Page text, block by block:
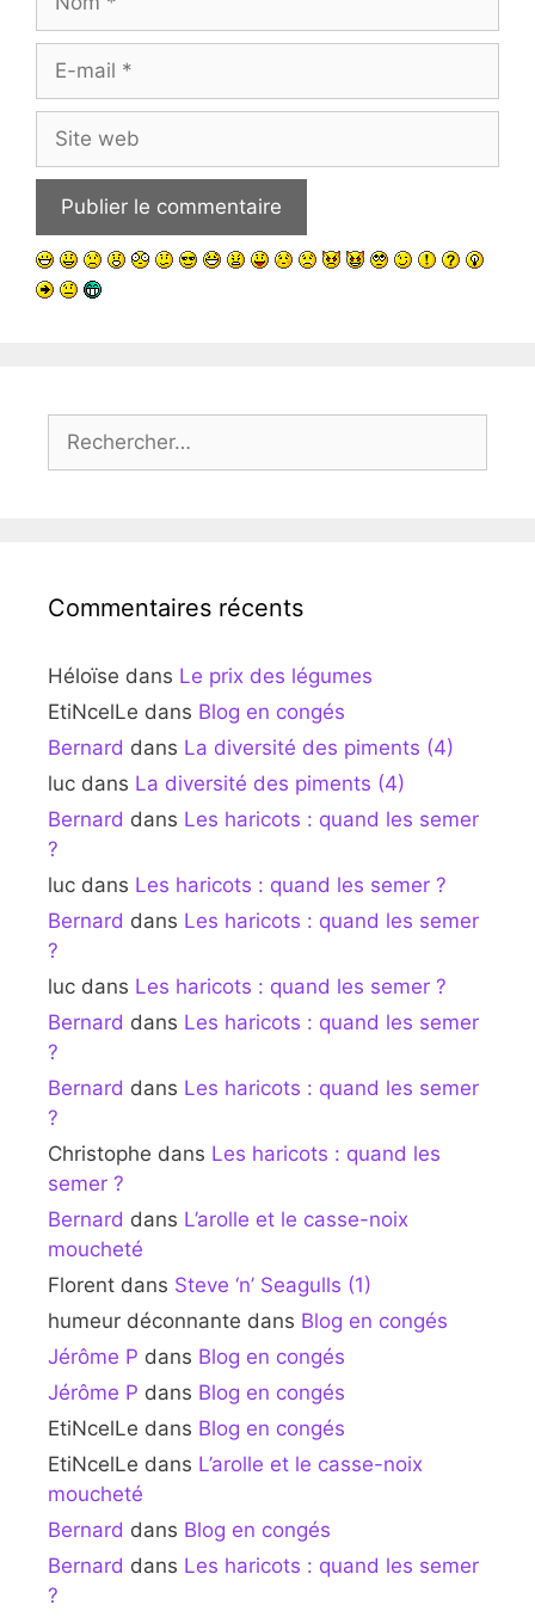
mail
web
Commentaires récents
Héloïse dans Le prix des légumes
EtiNcelLe dans Blog en congés
Bernard dans La diversité des piments (4)
luc dans La diversité des piments (4)
Bernard dans Les haricots : quand les semer
?
luc dans Les haricots : quand les semer ?
Bernard dans Les haricots : quand les semer
?
luc dans Les haricots : quand les semer ?
Bernard dans Les haricots : quand les semer
?
Bernard dans Les haricots : quand les semer
?
Christophe dans Les haricots : quand les
semer ?
Bernard dans L’arolle et le casse-noix
moucheté
Florent dans Steve ‘n’ Seagulls (1)
humeur déconnante dans Blog en congés
Jérôme P dans Blog en congés
Jérôme P dans Blog en congés
EtiNcelLe dans Blog en congés
EtiNcelLe dans L’arolle et le casse-noix
moucheté
Bernard dans Blog en congés
Bernard dans Les haricots : quand les semer
?